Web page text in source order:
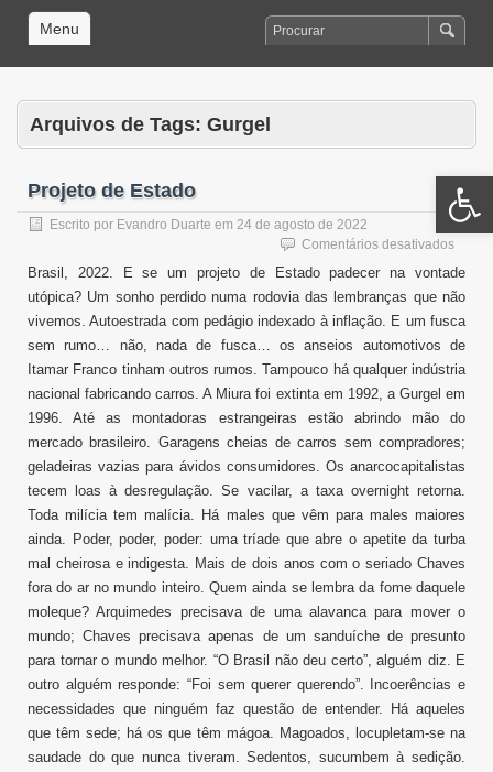
Menu
Arquivos de Tags: Gurgel
Projeto de Estado
Escrito por Evandro Duarte em 24 de agosto de 2022
Comentários desativadosem
Brasil, 2022. E se um projeto de Estado padecer na vontade
utópica? Um sonho perdido numa rodovia das lembranças que não
vivemos. Autoestrada com pedágio indexado à inflação. E um fusca
sem rumo… não, nada de fusca… os anseios automotivos de
Itamar Franco tinham outros rumos. Tampouco há qualquer indústria
nacional fabricando carros. A Miura foi extinta em 1992, a Gurgel em
1996. Até as montadoras estrangeiras estão abrindo mão do
mercado brasileiro. Garagens cheias de carros sem compradores;
geladeiras vazias para ávidos consumidores. Os anarcocapitalistas
tecem loas à desregulação. Se vacilar, a taxa overnight retorna.
Toda milícia tem malícia. Há males que vêm para males maiores
ainda. Poder, poder, poder: uma tríade que abre o apetite da turba
mal cheirosa e indigesta. Mais de dois anos com o seriado Chaves
fora do ar no mundo inteiro. Quem ainda se lembra da fome daquele
moleque? Arquimedes precisava de uma alavanca para mover o
mundo; Chaves precisava apenas de um sanduíche de presunto
para tornar o mundo melhor. “O Brasil não deu certo”, alguém diz. E
outro alguém responde: “Foi sem querer querendo”. Incoerências e
necessidades que ninguém faz questão de entender. Há aqueles
que têm sede; há os que têm mágoa. Magoados, locupletam-se na
saudade do que nunca tiveram. Sedentos, sucumbem à sedição.